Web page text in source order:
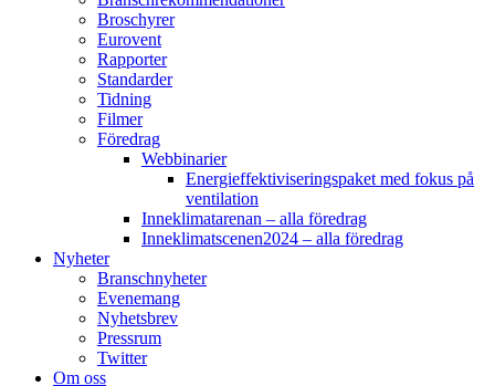
Broschyrer
Eurovent
Rapporter
Standarder
Tidning
Filmer
Föredrag
Webbinarier
Energieffektiviseringspaket med fokus på
ventilation
Inneklimatarenan – alla föredrag
Inneklimatscenen2024 – alla föredrag
Nyheter
Branschnyheter
Evenemang
Nyhetsbrev
Pressrum
Twitter
Om oss